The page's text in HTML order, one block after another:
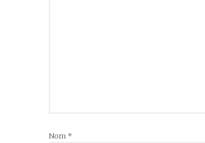
Nom *